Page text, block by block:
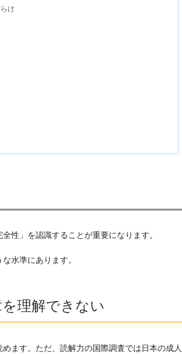
け
性」を認識することが重要になります。
水準にあります。
理解できない
ます。ただ、読解力の国際調査では日本の成人